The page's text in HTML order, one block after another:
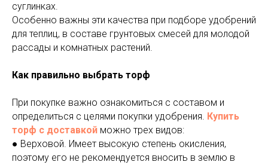
суглинках.
Особенно важны эти качества при подборе удобрений
для теплиц, в составе грунтовых смесей для молодой
рассады и комнатных растений.
Как правильно выбрать торф
При покупке важно ознакомиться с составом и
определиться с целями покупки удобрения. Купить
торф с доставкой можно трех видов:
● Верховой. Имеет высокую степень окисления,
поэтому его не рекомендуется вносить в землю в